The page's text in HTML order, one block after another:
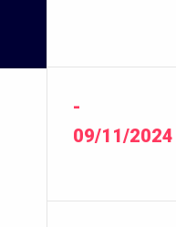
-
09/11/2024